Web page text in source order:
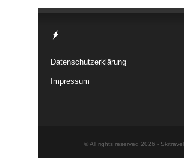
Datenschutzerklärung
Impressum
© All rights reserved 2026 - Skitravel.